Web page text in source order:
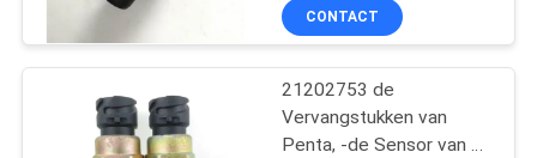
PRIVACY
POLICY
CONTACT
21202753 de
Vervangstukken van
Penta, -de Sensor van de